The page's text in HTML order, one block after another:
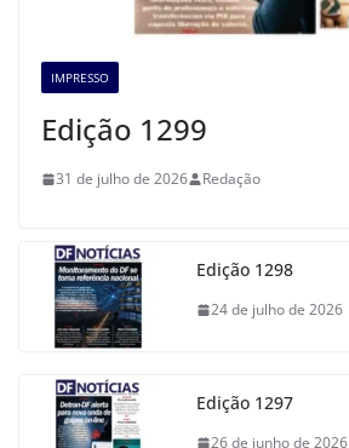
IMPRESSO
Edição 1299
31 de julho de 2026 Redação
Edição 1298
24 de julho de 2026
Edição 1297
26 de junho de 2026